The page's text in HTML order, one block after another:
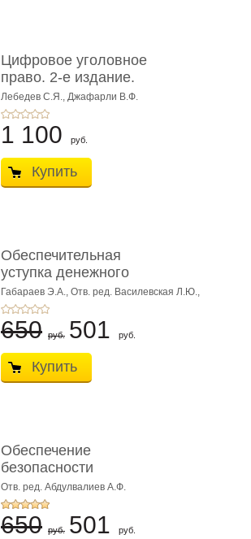
Цифровое уголовное
право. 2-е издание.
Монограф ...
Лебедев С.Я., Джафарли В.Ф.
1 100 руб.
Купить
Обеспечительная
уступка денежного
требования ...
Габараев Э.А., Отв. ред. Василевская Л.Ю.,
вступ. сл. Каретина М.Г.
650 руб. 501 руб.
Купить
Обеспечение
безопасности
функционирования уг
...
Отв. ред. Абдулвалиев А.Ф.
650 руб. 501 руб.